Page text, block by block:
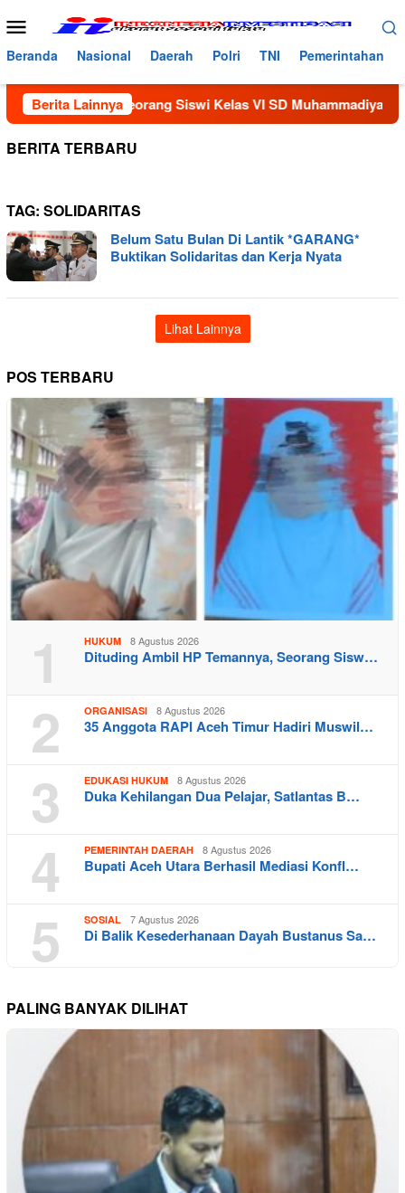
ke
konten
Menu
Mobile
Beranda Nasional Daerah Polri TNI Pemerintahan
Berita Lainnya
Temannya, Seorang Siswi Kelas VI SD Muhammadiyah di
BERITA TERBARU
TAG: SOLIDARITAS
Belum Satu Bulan Di Lantik *GARANG*
Buktikan Solidaritas dan Kerja Nyata
Lihat Lainnya
POS TERBARU
1 HUKUM 8 Agustus 2026
Dituding Ambil HP Temannya, Seorang Sisw…
2 ORGANISASI 8 Agustus 2026
35 Anggota RAPI Aceh Timur Hadiri Muswil…
3 EDUKASI HUKUM 8 Agustus 2026
Duka Kehilangan Dua Pelajar, Satlantas B…
4 PEMERINTAH DAERAH 8 Agustus 2026
Bupati Aceh Utara Berhasil Mediasi Konfl…
5 SOSIAL 7 Agustus 2026
Di Balik Kesederhanaan Dayah Bustanus Sa…
PALING BANYAK DILIHAT